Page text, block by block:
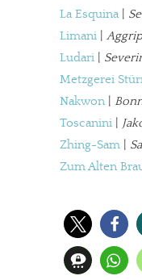
Werbung. Beide
stark zurückgegangen.
Solltest Du unsere
kannst Du uns mit
Paypal -
JETZT SPENDEN
La Esquina|
Limani
Ludari
Metzgerei
Nakwon
Toscanini
Zhing-Sam
Zum Alten